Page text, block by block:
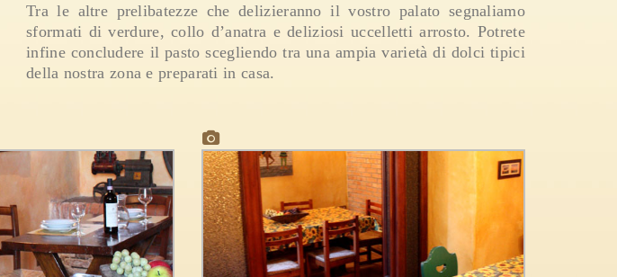
Tra le altre prelibatezze che delizieranno il vostro palato segnaliamo
sformati di verdure, collo d’anatra e deliziosi uccelletti arrosto. Potrete
infine concludere il pasto scegliendo tra una ampia varietà di dolci tipici
della nostra zona e preparati in casa.